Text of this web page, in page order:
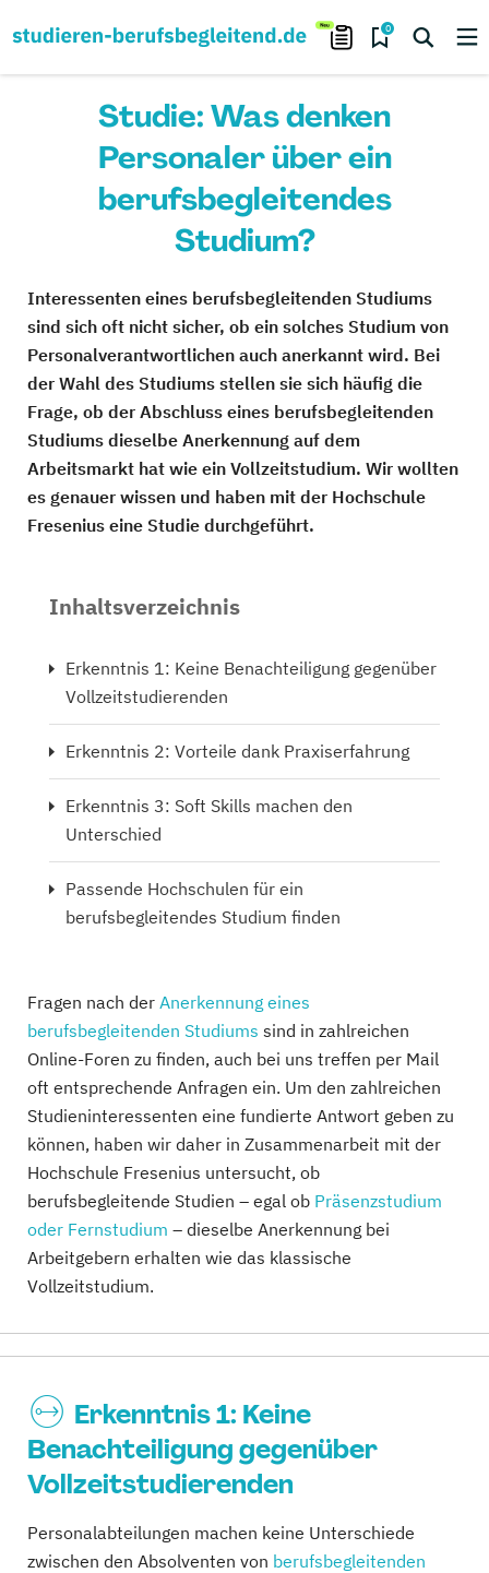
0
Studie: Was denken
Personaler über ein
berufsbegleitendes
Studium?
Interessenten eines berufsbegleitenden Studiums
sind sich oft nicht sicher, ob ein solches Studium von
Personalverantwortlichen auch anerkannt wird. Bei
der Wahl des Studiums stellen sie sich häufig die
Frage, ob der Abschluss eines berufsbegleitenden
Studiums dieselbe Anerkennung auf dem
Arbeitsmarkt hat wie ein Vollzeitstudium. Wir wollten
es genauer wissen und haben mit der Hochschule
Fresenius eine Studie durchgeführt.
Inhaltsverzeichnis
Erkenntnis 1: Keine Benachteiligung gegenüber
Vollzeitstudierenden
Erkenntnis 2: Vorteile dank Praxiserfahrung
Erkenntnis 3: Soft Skills machen den
Unterschied
Passende Hochschulen für ein
berufsbegleitendes Studium finden
Fragen nach der Anerkennung eines
berufsbegleitenden Studiums sind in zahlreichen
Online-Foren zu finden, auch bei uns treffen per Mail
oft entsprechende Anfragen ein. Um den zahlreichen
Studieninteressenten eine fundierte Antwort geben zu
können, haben wir daher in Zusammenarbeit mit der
Hochschule Fresenius untersucht, ob
berufsbegleitende Studien – egal ob Präsenzstudium
oder Fernstudium – dieselbe Anerkennung bei
Arbeitgebern erhalten wie das klassische
Vollzeitstudium.
Erkenntnis 1: Keine
Benachteiligung gegenüber
Vollzeitstudierenden
Personalabteilungen machen keine Unterschiede
zwischen den Absolventen von berufsbegleitenden